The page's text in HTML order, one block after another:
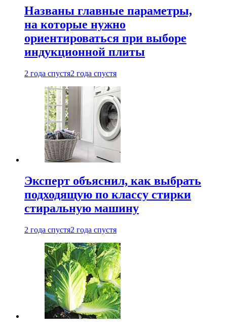
Названы главные параметры,
на которые нужно
ориентироваться при выборе
индукционной плиты
2 года спустя2 года спустя
Эксперт объяснил, как выбрать
подходящую по классу стирки
стиральную машину
2 года спустя2 года спустя